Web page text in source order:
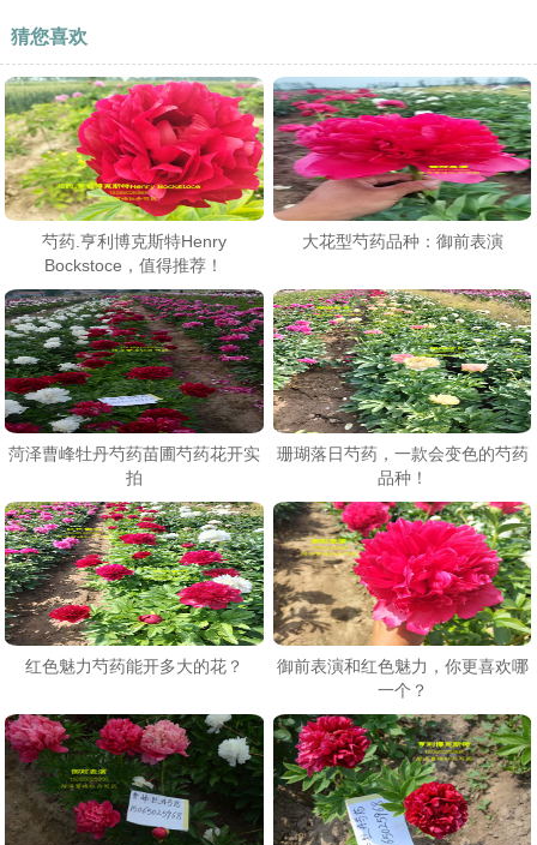
猜您喜欢
芍药.亨利博克斯特Henry
Bockstoce，值得推荐！
大花型芍药品种：御前表演
菏泽曹峰牡丹芍药苗圃芍药花开实
拍
珊瑚落日芍药，一款会变色的芍药
品种！
红色魅力芍药能开多大的花？
御前表演和红色魅力，你更喜欢哪
一个？